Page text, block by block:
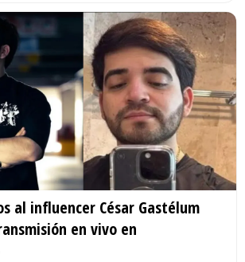
al influencer César Gastélum
en vivo en